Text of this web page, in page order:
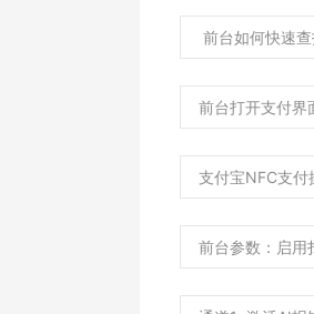
前台如何快速